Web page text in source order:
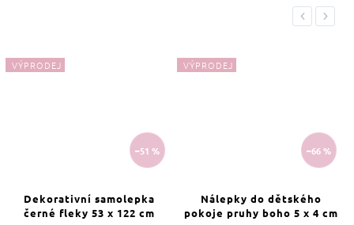
Previous
VÝPRODEJ
–51 %
Dekorativní samolepka
černé fleky 53 x 122 cm
VÝPRODEJ
–66 %
Nálepky do dětského
pokoje pruhy boho 5 x 4 cm
Next